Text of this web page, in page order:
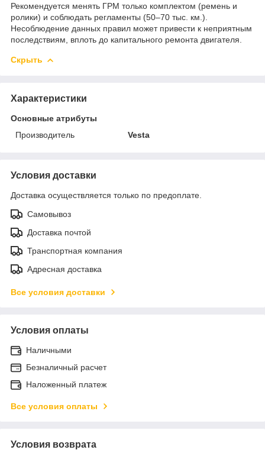
Рекомендуется менять ГРМ только комплектом (ремень и
ролики) и соблюдать регламенты (50–70 тыс. км.).
Несоблюдение данных правил может привести к неприятным
последствиям, вплоть до капитального ремонта двигателя.
Скрыть
Характеристики
Основные атрибуты
Производитель
Vesta
Условия доставки
Доставка осуществляется только по предоплате.
Самовывоз
Доставка почтой
Транспортная компания
Адресная доставка
Все условия доставки
Условия оплаты
Наличными
Безналичный расчет
Наложенный платеж
Все условия оплаты
Условия возврата